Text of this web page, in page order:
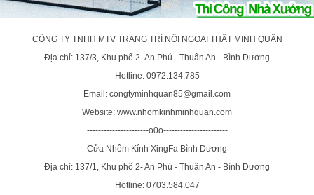
CÔNG TY TNHH MTV TRANG TRÍ NỘI NGOẠI THẤT MINH QUÂN
Địa chỉ: 137/3, Khu phố 2- An Phú - Thuân An - Bình Dương
Hotline: 0972.134.785
Email: congtyminhquan85@gmail.com
Website: www.nhomkinhminhquan.com
----------------------o0o-----------------------
Cửa Nhôm Kính XingFa Bình Dương
Địa chỉ: 137/1, Khu phố 2- An Phú - Thuân An - Bình Dương
Hotline: 0703.584.047